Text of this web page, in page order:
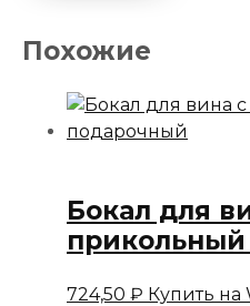
Похожие
Бокал для
724,50 ₽ Купить на